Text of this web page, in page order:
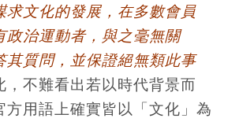
求文化的發展，在多數會員
政治運動者，與之毫無關
其質問，並保證絕無類此事
，不難看出若以時代背景而
方用語上確實皆以「文化」為